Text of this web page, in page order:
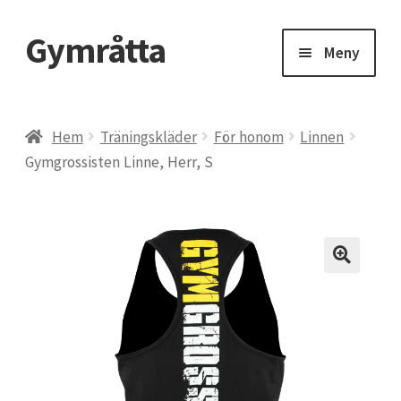
Hoppa
Hoppa
Gymråtta Meny
Beräkna ditt 1RM – maxlyft
BMI, Body Mass Index
CLA kosttillskott – konjugerad linolsyra
Hem Träningskläder För honom
Linnen
Gymgrossisten Linne, Herr, S